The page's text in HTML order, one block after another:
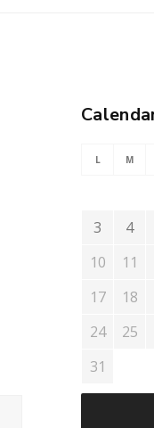
L M
3
4
10
11
17
18
24
25
31